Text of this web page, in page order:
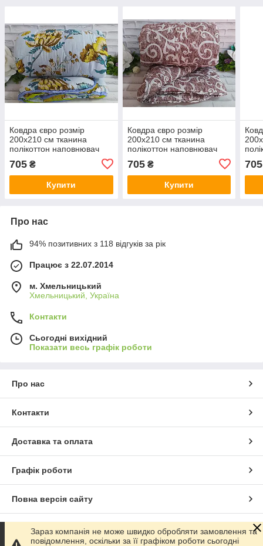
Ковдра євро розмір
200х210 см тканина
полікоттон наповнювач
подвійний силікон 100%
О-1011
705 ₴
Купити
Ковдра євро розмір
200х210 см тканина
полікоттон наповнювач
подвійний силікон 100%
О-1025
705₴
Купити
О-
705
Про нас
94% позитивних з 118 відгуків за рік
Працює з 22.07.2014
м. Хмельницький
Хмельницький, Україна
Контакти
Сьогодні вихідний
Показати весь графік роботи
Про нас
Контакти
Доставка та оплата
Графік роботи
Повна версія сайту
Сайт створено на маркетплейсі Prom.ua
Зараз компанія не може швидко обробляти замовлення та
повідомлення, оскільки за її графіком роботи сьогодні